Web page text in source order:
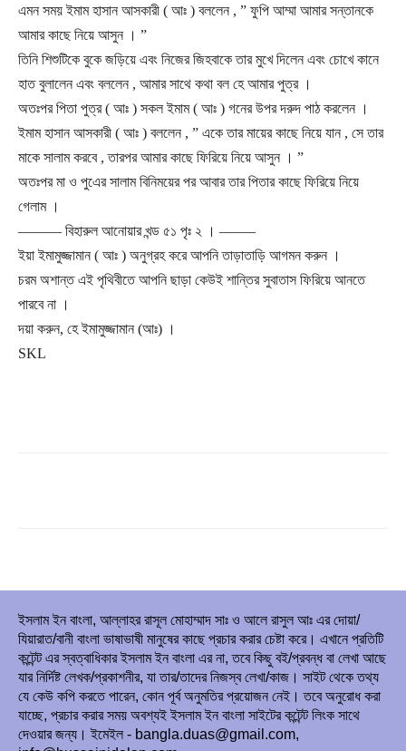
এমন সময় ইমাম হাসান আসকারী ( আঃ ) বললেন , ” ফুপি আম্মা আমার সন্তানকে
আমার কাছে নিয়ে আসুন । ”
তিনি শিশুটিকে বুকে জড়িয়ে এবং নিজের জিহবাকে তার মুখে দিলেন এবং চোখে কানে
হাত বুলালেন এবং বললেন , আমার সাথে কথা বল হে আমার পুত্র ।
অতঃপর পিতা পুত্র ( আঃ ) সকল ইমাম ( আঃ ) গনের উপর দরুদ পাঠ করলেন ।
ইমাম হাসান আসকারী ( আঃ ) বললেন , ” একে তার মায়ের কাছে নিয়ে যান , সে তার
মাকে সালাম করবে , তারপর আমার কাছে ফিরিয়ে নিয়ে আসুন । ”
অতঃপর মা ও পুএের সালাম বিনিময়ের পর আবার তার পিতার কাছে ফিরিয়ে নিয়ে
গেলাম ।
——— বিহারুল আনোয়ার খন্ড ৫১ পৃঃ ২ । ——–
ইয়া ইমামুজ্জামান ( আঃ ) অনুগ্রহ করে আপনি তাড়াতাড়ি আগমন করুন ।
চরম অশান্ত এই পৃথিবীতে আপনি ছাড়া কেউই শান্তির সুবাতাস ফিরিয়ে আনতে
পারবে না ।
দয়া করুন, হে ইমামুজ্জামান (আঃ) ।
SKL
ইসলাম ইন বাংলা, আল্লাহর রাসূল মোহাম্মাদ সাঃ ও আলে রাসুল আঃ এর দোয়া/
যিয়ারাত/বানী বাংলা ভাষাভাষী মানুষের কাছে প্রচার করার চেষ্টা করে। এখানে প্রতিটি
কন্টেন্ট এর স্বত্বাধিকার ইসলাম ইন বাংলা এর না, তবে কিছু বই/প্রবন্ধ বা লেখা আছে
যার নির্দিষ্ট লেখক/প্রকাশনীর, যা তার/তাদের নিজস্ব লেখা/কাজ। সাইট থেকে তথ্য
যে কেউ কপি করতে পারেন, কোন পূর্ব অনুমতির প্রয়োজন নেই। তবে অনুরোধ করা
যাচ্ছে, প্রচার করার সময় অবশ্যই ইসলাম ইন বাংলা সাইটের কন্টেন্ট লিংক সাথে
দেওয়ার জন্য। ইমেইল - bangla.duas@gmail.com,